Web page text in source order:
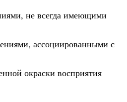
не всегда имеющими
ассоциированными с
окраски восприятия